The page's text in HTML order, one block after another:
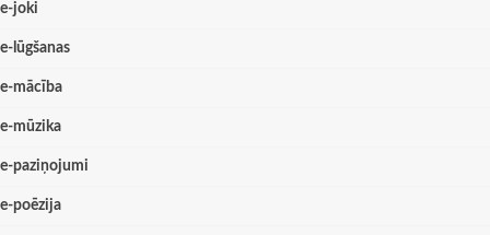
e-joki
e-lūgšanas
e-mācība
e-mūzika
e-paziņojumi
e-poēzija